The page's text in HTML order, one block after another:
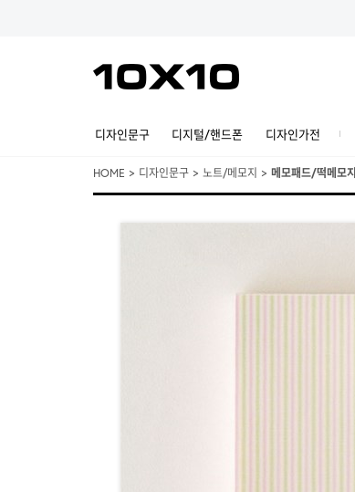
디자인문구 디지털/핸드폰 디자인가전
HOME > 디자인문구 > 노트/메모지 > 메모패드/떡메모지